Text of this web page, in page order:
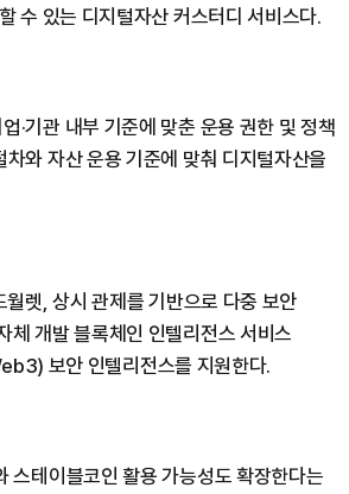
수 있는 디지털자산 커스터디 서비스다.
·기관 내부 기준에 맞춘 운용 권한 및 정책
와 자산 운용 기준에 맞춰 디지털자산을
렛, 상시 관제를 기반으로 다중 보안
개발 블록체인 인텔리전스 서비스
보안 인텔리전스를 지원한다.
테이블코인 활용 가능성도 확장한다는